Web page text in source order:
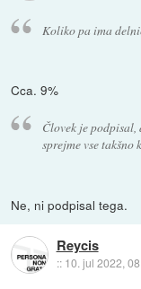
Koliko pa ima
Cca. 9%
Človek je podpisal,
sprejme vse takšno
Ne, ni podpisal tega.
Reycis
:: 10. jul 2022,